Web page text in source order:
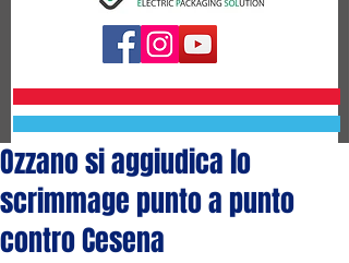
Ozzano si aggiudica lo
scrimmage punto a punto
contro Cesena